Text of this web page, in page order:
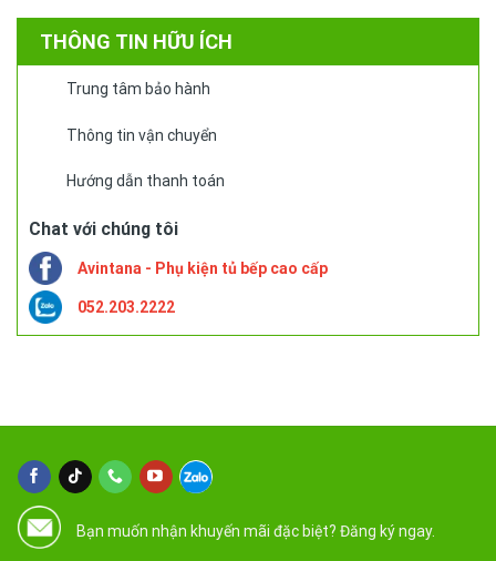
THÔNG TIN HỮU ÍCH
Trung tâm bảo hành
Thông tin vận chuyển
Hướng dẫn thanh toán
Chat với chúng tôi
Avintana - Phụ kiện tủ bếp cao cấp
052.203.2222
Bạn muốn nhận khuyến mãi đặc biệt? Đăng ký ngay.